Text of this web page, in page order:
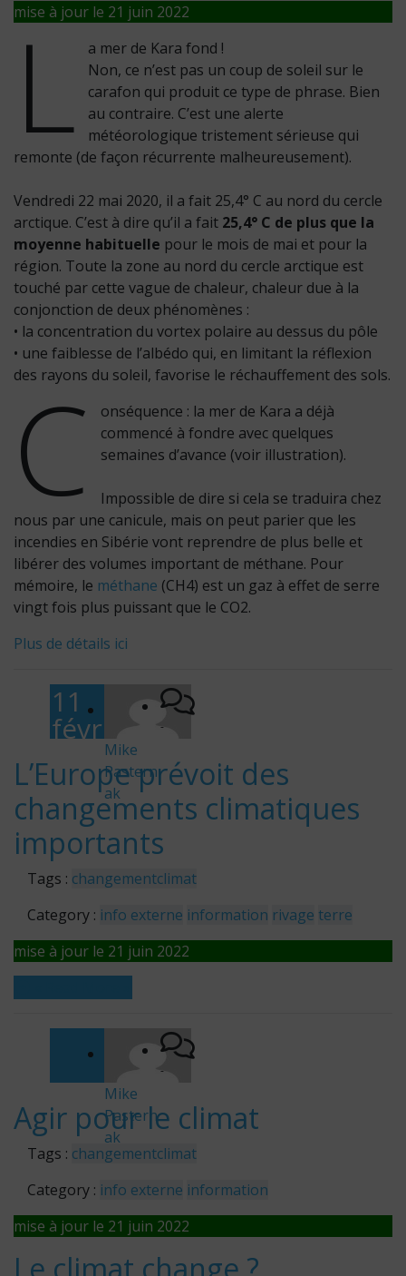
mise à jour le 21 juin 2022
L
a mer de Kara fond !
Non, ce n’est pas un coup de soleil sur le
carafon qui produit ce type de phrase. Bien
au contraire. C’est une alerte
météorologique tristement sérieuse qui
remonte (de façon récurrente malheureusement).
Vendredi 22 mai 2020, il a fait 25,4° C au nord du cercle
arctique. C’est à dire qu’il a fait 25,4° C de plus que la
moyenne habituelle pour le mois de mai et pour la
région. Toute la zone au nord du cercle arctique est
touché par cette vague de chaleur, chaleur due à la
conjonction de deux phénomènes :
• la concentration du vortex polaire au dessus du pôle
• une faiblesse de l’albédo qui, en limitant la réflexion
des rayons du soleil, favorise le réchauffement des sols.
C
onséquence : la mer de Kara a déjà
commencé à fondre avec quelques
semaines d’avance (voir illustration).
Impossible de dire si cela se traduira chez
nous par une canicule, mais on peut parier que les
incendies en Sibérie vont reprendre de plus belle et
libérer des volumes important de méthane. Pour
mémoire, le méthane (CH4) est un gaz à effet de serre
vingt fois plus puissant que le CO2.
Plus de détails ici
11
févr
202
0
Mike
Pastern
ak
-
L’Europe prévoit des
changements climatiques
importants
Tags : changementclimat
Category : info externe information rivage terre
mise à jour le 21 juin 2022
Mike
Pastern
ak
-
Agir pour le climat
Tags : changementclimat
Category : info externe information
mise à jour le 21 juin 2022